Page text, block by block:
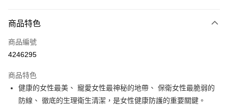
信用卡一次付款
超商取貨付款
貨到付款
商品特色
商品編號
4246295
商品特色
健康的女性最美、 寵愛女性最神秘的地帶、 保衛女性最脆弱的
防線、 徹底的生理衛生清潔，是女性健康防護的重要關鍵。